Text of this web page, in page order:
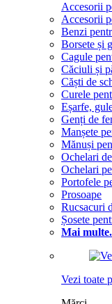
Accesorii
Accesorii
Benzi
Borsete și
Cagule
Căciuli și
Căști de
Curele
Eșarfe,
Genți de
Manșete
Mănuși
Ochelari
Ochelari
Portofele
Prosoape
Rucsacuri
Șosete
Mai
Vezi toate